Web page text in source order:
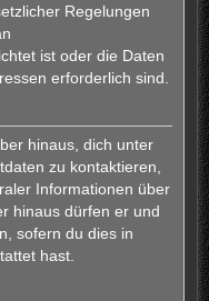
Regelungen
ist oder die Daten
erforderlich sind.
hinaus, dich unter
zu kontaktieren,
Informationen über
hinaus dürfen er und
sofern du dies in
hast.